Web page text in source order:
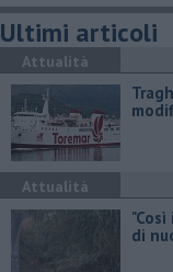
Ultimi articoli
Attualità
Attualità
di